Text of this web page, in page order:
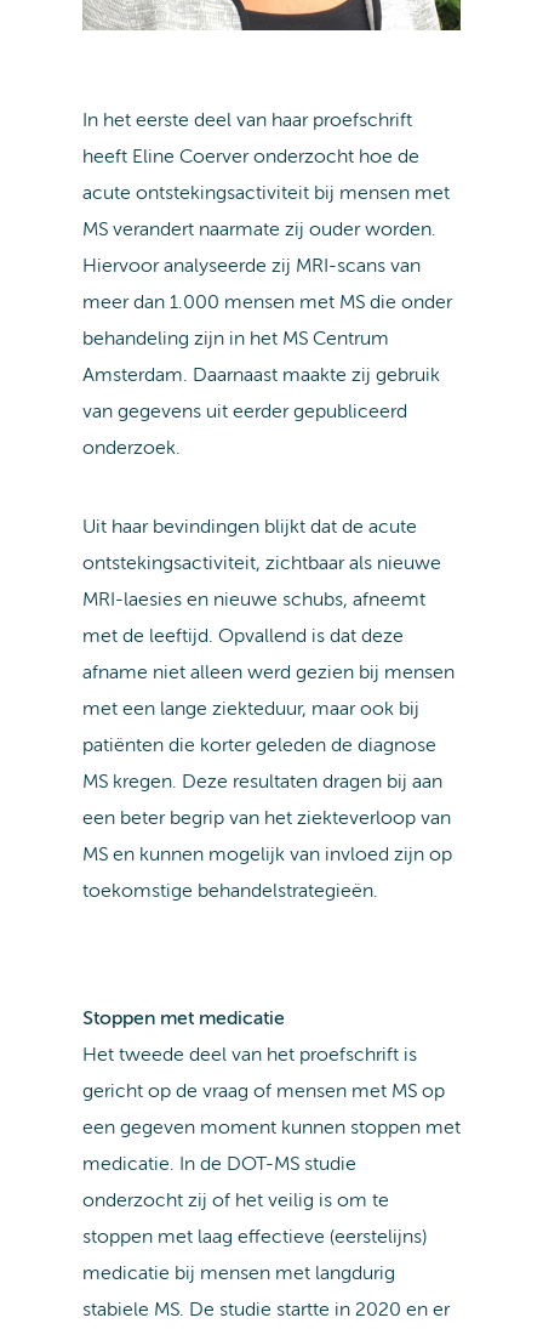
In het eerste deel van haar proefschrift
heeft Eline Coerver onderzocht hoe de
acute ontstekingsactiviteit bij mensen met
MS verandert naarmate zij ouder worden.
Hiervoor analyseerde zij MRI-scans van
meer dan 1.000 mensen met MS die onder
behandeling zijn in het MS Centrum
Amsterdam. Daarnaast maakte zij gebruik
van gegevens uit eerder gepubliceerd
onderzoek.
Uit haar bevindingen blijkt dat de acute
ontstekingsactiviteit, zichtbaar als nieuwe
MRI-laesies en nieuwe schubs, afneemt
met de leeftijd. Opvallend is dat deze
afname niet alleen werd gezien bij mensen
met een lange ziekteduur, maar ook bij
patiënten die korter geleden de diagnose
MS kregen. Deze resultaten dragen bij aan
een beter begrip van het ziekteverloop van
MS en kunnen mogelijk van invloed zijn op
toekomstige behandelstrategieën.
Stoppen met medicatie
Het tweede deel van het proefschrift is
gericht op de vraag of mensen met MS op
een gegeven moment kunnen stoppen met
medicatie. In de DOT-MS studie
onderzocht zij of het veilig is om te
stoppen met laag effectieve (eerstelijns)
medicatie bij mensen met langdurig
stabiele MS. De studie startte in 2020 en er